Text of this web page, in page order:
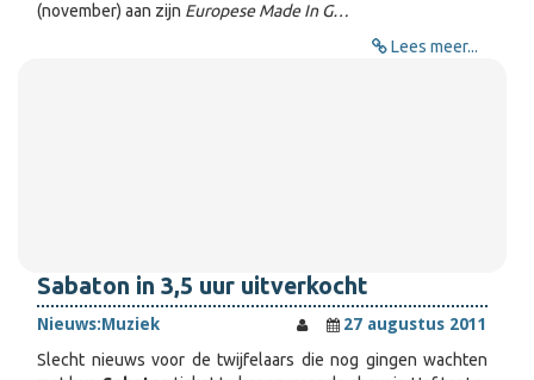
(november) aan zijn Europese Made In G…
Lees meer...
Sabaton in 3,5 uur uitverkocht
Nieuws:Muziek
27 augustus 2011
Slecht nieuws voor de twijfelaars die nog gingen wachten